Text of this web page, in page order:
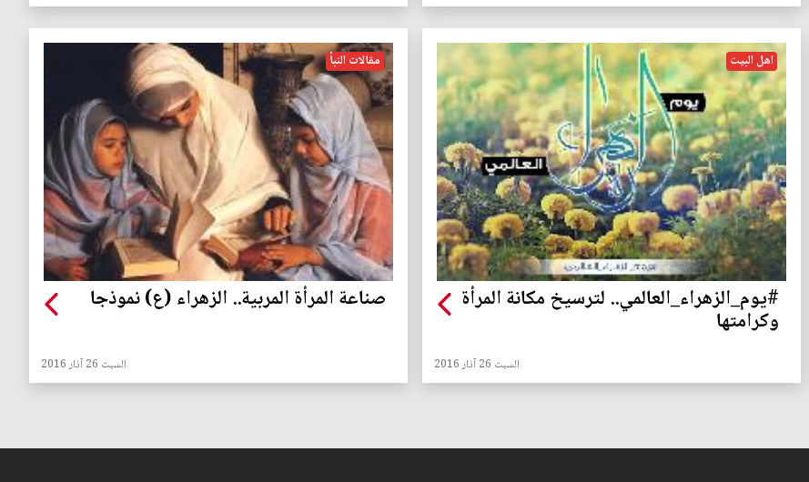
اهل البيت
#يوم_الزهراء_العالمي.. لترسيخ مكانة المرأة
وكرامتها
السبت 26 آذار 2016
مقالات النبأ
صناعة المرأة المربية.. الزهراء (ع) نموذجا
السبت 26 آذار 2016